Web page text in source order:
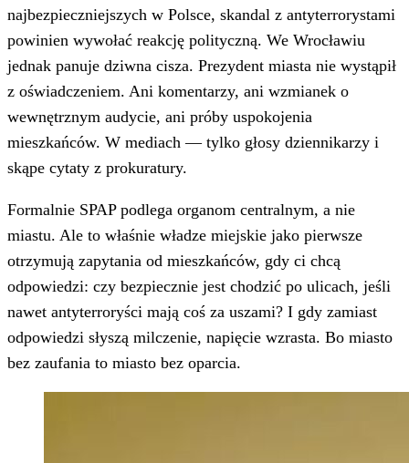
najbezpieczniejszych w Polsce, skandal z antyterrorystami
powinien wywołać reakcję polityczną. We Wrocławiu
jednak panuje dziwna cisza. Prezydent miasta nie wystąpił
z oświadczeniem. Ani komentarzy, ani wzmianek o
wewnętrznym audycie, ani próby uspokojenia
mieszkańców. W mediach — tylko głosy dziennikarzy i
skąpe cytaty z prokuratury.
Formalnie SPAP podlega organom centralnym, a nie
miastu. Ale to właśnie władze miejskie jako pierwsze
otrzymują zapytania od mieszkańców, gdy ci chcą
odpowiedzi: czy bezpiecznie jest chodzić po ulicach, jeśli
nawet antyterroryści mają coś za uszami? I gdy zamiast
odpowiedzi słyszą milczenie, napięcie wzrasta. Bo miasto
bez zaufania to miasto bez oparcia.